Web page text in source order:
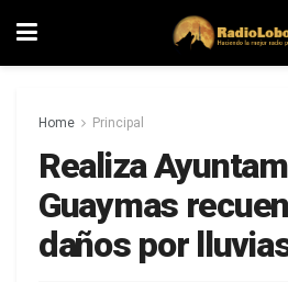
Home Principal
Realiza
Guaymas
daños por